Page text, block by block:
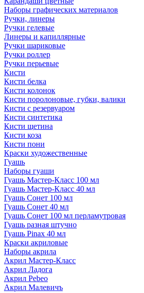
Наборы графических материалов
Ручки, линеры
Ручки гелевые
Линеры и капиллярные
Ручки шариковые
Ручки роллер
Ручки перьевые
Кисти
Кисти белка
Кисти колонок
Кисти поролоновые, губки, валики
Кисти с резервуаром
Кисти синтетика
Кисти щетина
Кисти коза
Кисти пони
Краски художественные
Гуашь
Наборы гуаши
Гуашь Мастер-Класс 100 мл
Гуашь Мастер-Класс 40 мл
Гуашь Сонет 100 мл
Гуашь Сонет 40 мл
Гуашь Сонет 100 мл перламутровая
Гуашь разная штучно
Гуашь Pinax 40 мл
Краски акриловые
Наборы акрила
Акрил Мастер-Класс
Акрил Ладога
Акрил Pebeo
Акрил Малевичъ